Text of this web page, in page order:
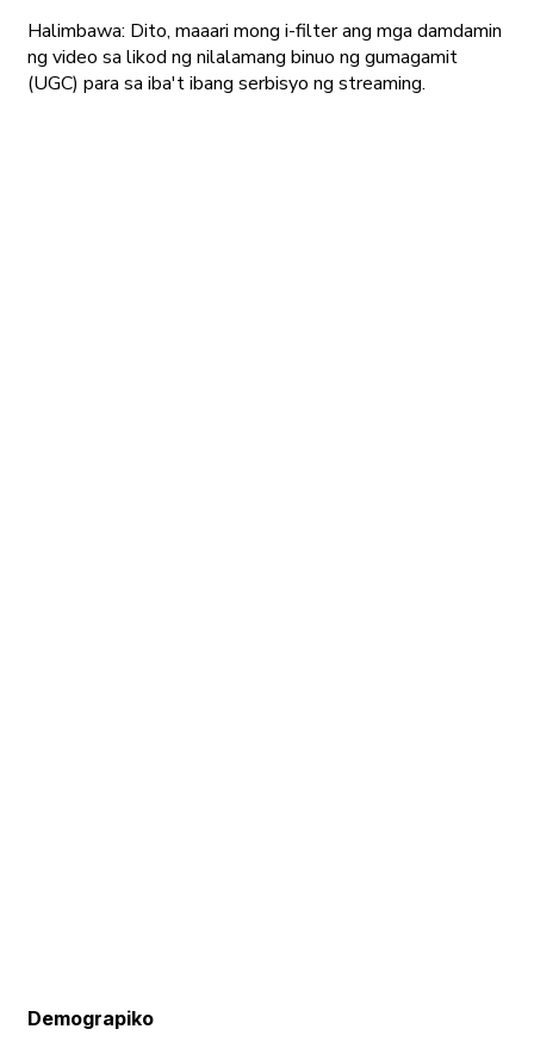
Halimbawa: Dito, maaari mong i-filter ang mga damdamin
ng video sa likod ng nilalamang binuo ng gumagamit
(UGC) para sa iba't ibang serbisyo ng streaming.
Demograpiko